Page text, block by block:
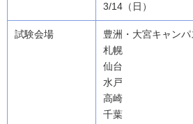
3/14（日）
豊洲・大宮キャンパ
札幌
仙台
水戸
高崎
千葉